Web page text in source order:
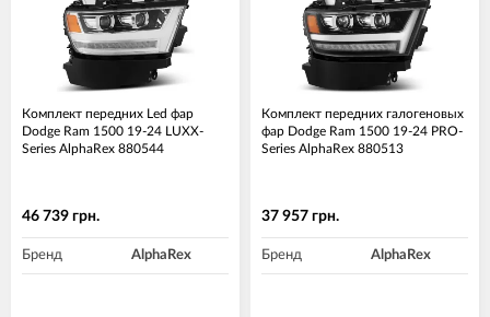
Комплект передних Led фар
Dodge Ram 1500 19-24 LUXX-
Series AlphaRex 880544
46 739 грн.
Бренд AlphaRex
Комплект передних галогеновых
фар Dodge Ram 1500 19-24 PRO-
Series AlphaRex 880513
37 957 грн.
Бренд AlphaRex